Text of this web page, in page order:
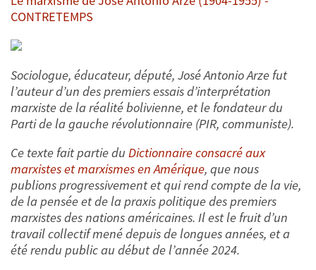
CONTRETEMPS
Sociologue, éducateur, député, José Antonio Arze fut
l’auteur d’un des premiers essais d’interprétation
marxiste de la réalité bolivienne, et le fondateur du
Parti de la gauche révolutionnaire (PIR, communiste).
Ce texte fait partie du Dictionnaire consacré aux
marxistes et marxismes en Amérique, que nous
publions progressivement et quirend compte de la vie,
de la pensée et de la praxis politique des premiers
marxistes des nations américaines. Il est le fruit d’un
travail collectif mené depuis de longues années, et a
été rendu public au début de l’année 2024.